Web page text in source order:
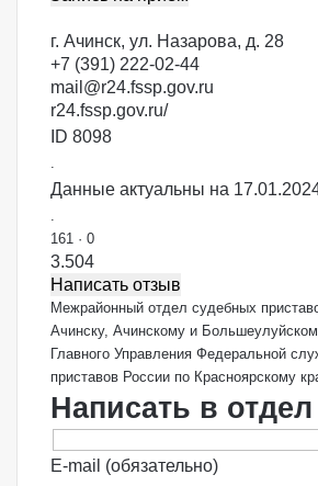
г. Ачинск, ул. Назарова, д. 28
+7 (391) 222-02-44
mail@r24.fssp.gov.ru
r24.fssp.gov.ru/
ID 8098
.
Данные актуальны на
.
161 · 0
3.504
Написать отзыв
Межрайонный отдел судебных
Ачинску, Ачинскому и
Главного Управления Федеральной
приставов России по Красноярскому
Написать в отдел
E-mail (обязательно)